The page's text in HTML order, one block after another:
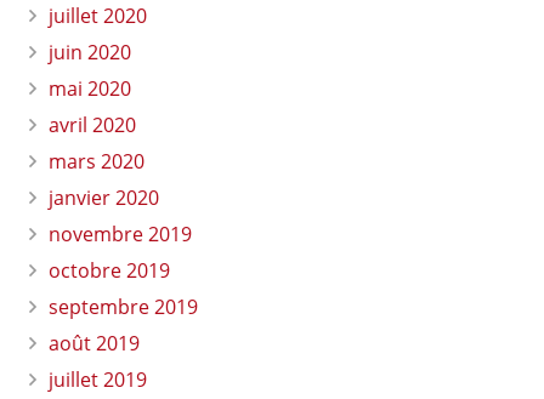
juillet 2020
juin 2020
mai 2020
avril 2020
mars 2020
janvier 2020
novembre 2019
octobre 2019
septembre 2019
août 2019
juillet 2019